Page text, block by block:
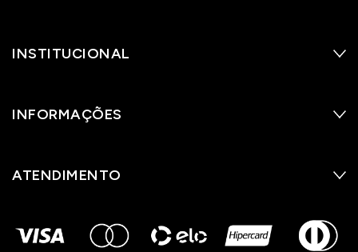
INSTITUCIONAL
INFORMAÇÕES
ATENDIMENTO